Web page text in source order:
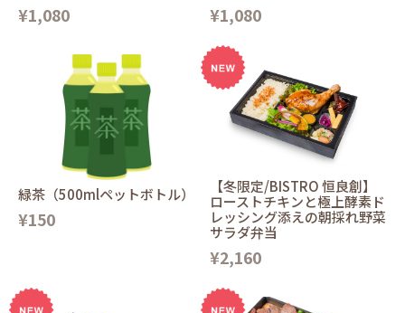
¥1,080 ¥1,080
緑茶（500mlペットボトル）
¥150
【冬限定/BISTRO 恒良創】
ローストチキンと極上酵素ド
レッシング添えの朝採れ野菜
サラダ弁当
¥2,160